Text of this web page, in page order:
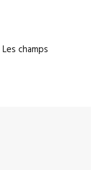
Les champs